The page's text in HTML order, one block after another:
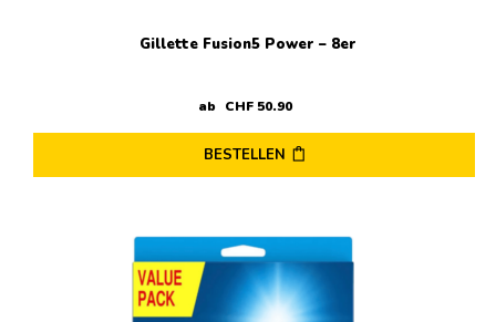
Gillette Fusion5 Power – 8er
ab CHF50.90
BESTELLEN